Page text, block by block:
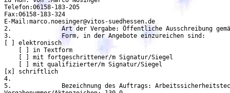
Telefon:06158-183-205
Fax:06158-183-324
E-Mail:marco.noesinger@vitos-suedhessen.de
2.		Art der Vergabe: Öffentliche Ausschreibung gemäß UVgO
3.		Form, in der Angebote einzureichen sind:
[ ] elektronisch
    [ ] in Textform
    [ ] mit fortgeschrittener/m Signatur/Siegel
    [ ] mit qualifizierter/m Signatur/Siegel
[x] schriftlich
4.
5.		Bezeichnung des Auftrags: Arbeitssicherheitstechnische Betreuung durch eine Fachkraft für Arbeitssicherheit